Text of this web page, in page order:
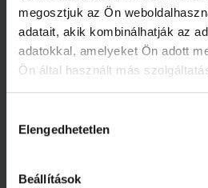
megosztjuk az Ön
adatait, akik kombinálhatják az
adatokkal, amelyeket Ön adott
Ön által használt más
kiválasztása
Elengedhetetlen
Beállítások